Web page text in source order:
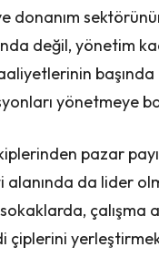
donanım
değil, yönetim
başında
yönetmeye
pazar
da lider
çalışma
çiplerini